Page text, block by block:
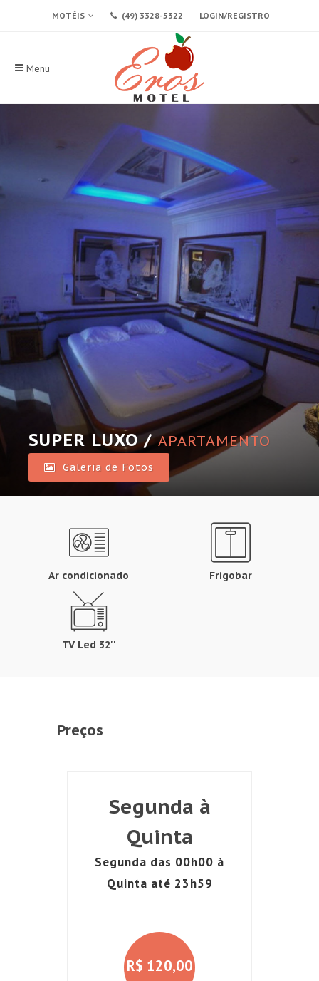
MOTÉIS (49) 3328-5322 LOGIN/REGISTRO
Menu
SUPER LUXO /APARTAMENTO
Galeria de Fotos
Ar condicionado Frigobar
TV Led 32''
Preços
Segunda à
Quinta
Segunda das 00h00 à
Quinta até 23h59
R$ 120,00